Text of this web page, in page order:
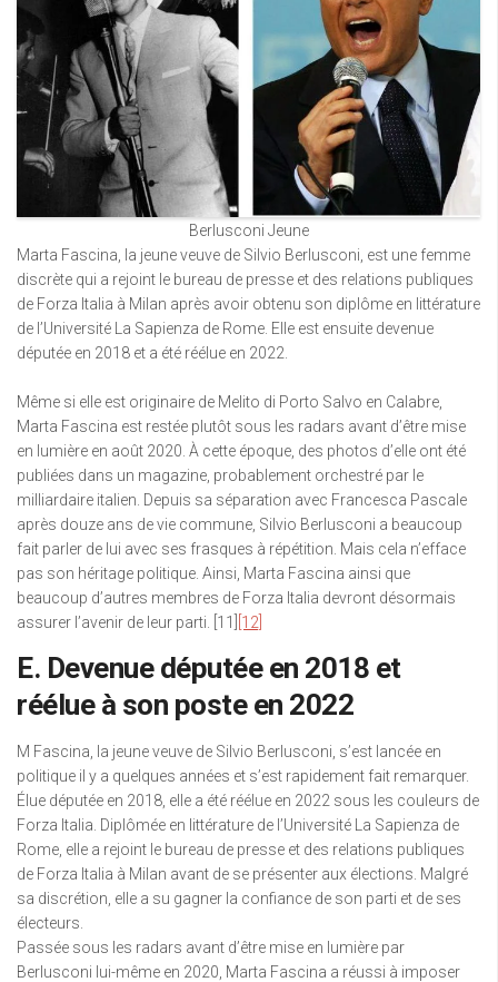
Berlusconi Jeune
Marta Fascina, la jeune veuve de Silvio Berlusconi, est une femme
discrète qui a rejoint le bureau de presse et des relations publiques
de Forza Italia à Milan après avoir obtenu son diplôme en littérature
de l’Université La Sapienza de Rome. Elle est ensuite devenue
députée en 2018 et a été réélue en 2022.
Même si elle est originaire de Melito di Porto Salvo en Calabre,
Marta Fascina est restée plutôt sous les radars avant d’être mise
en lumière en août 2020. À cette époque, des photos d’elle ont été
publiées dans un magazine, probablement orchestré par le
milliardaire italien. Depuis sa séparation avec Francesca Pascale
après douze ans de vie commune, Silvio Berlusconi a beaucoup
fait parler de lui avec ses frasques à répétition. Mais cela n’efface
pas son héritage politique. Ainsi, Marta Fascina ainsi que
beaucoup d’autres membres de Forza Italia devront désormais
assurer l’avenir de leur parti. [11]
[12]
E. Devenue députée en 2018 et
réélue à son poste en 2022
M Fascina, la jeune veuve de Silvio Berlusconi, s’est lancée en
politique il y a quelques années et s’est rapidement fait remarquer.
Élue députée en 2018, elle a été réélue en 2022 sous les couleurs de
Forza Italia. Diplômée en littérature de l’Université La Sapienza de
Rome, elle a rejoint le bureau de presse et des relations publiques
de Forza Italia à Milan avant de se présenter aux élections. Malgré
sa discrétion, elle a su gagner la confiance de son parti et de ses
électeurs.
Passée sous les radars avant d’être mise en lumière par
Berlusconi lui-même en 2020, Marta Fascina a réussi à imposer